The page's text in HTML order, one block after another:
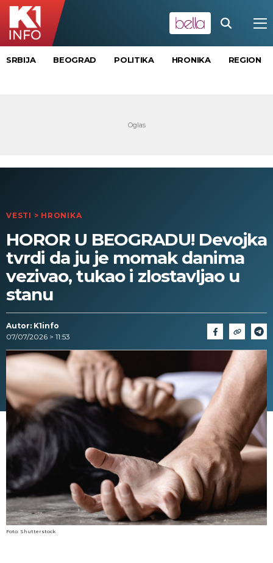
SRBIJA BEOGRAD POLITIKA HRONIKA REGION
VESTI > HRONIKA
HOROR U BEOGRADU! Devojka
tvrdi da ju je momak danima
vezivao, tukao i zlostavljao u
stanu
Autor: K1info
07/07/2026 > 11:53
Foto: Shutterstock